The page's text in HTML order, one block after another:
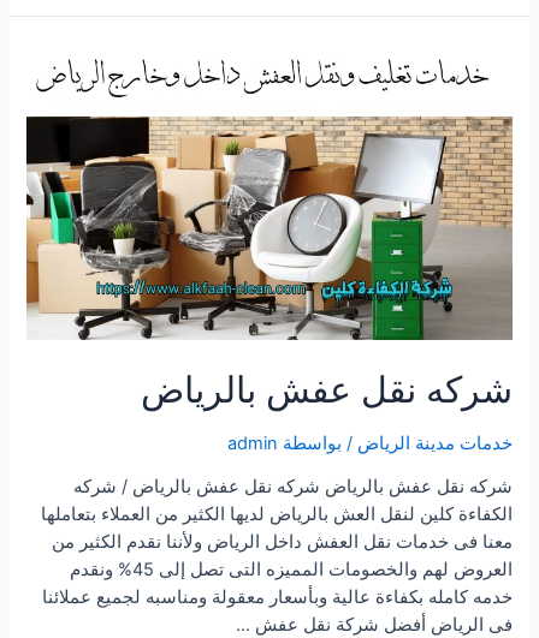
شركه نقل عفش بالرياض
خدمات مدينة الرياض / بواسطة admin
شركه نقل عفش بالرياض شركه نقل عفش بالرياض / شركه
الكفاءة كلين لنقل العش بالرياض لديها الكثير من العملاء بتعاملها
معنا فى خدمات نقل العفش داخل الرياض ولأننا نقدم الكثير من
العروض لهم والخصومات المميزه التى تصل إلى 45% ونقدم
خدمه كامله بكفاءة عالية وبأسعار معقولة ومناسبه لجميع عملائنا
فى الرياض أفضل شركة نقل عفش …